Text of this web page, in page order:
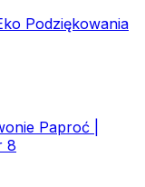
Podziękowania
Paproć |
8